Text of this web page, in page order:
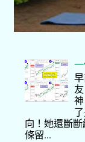
向！她還斷
條留...